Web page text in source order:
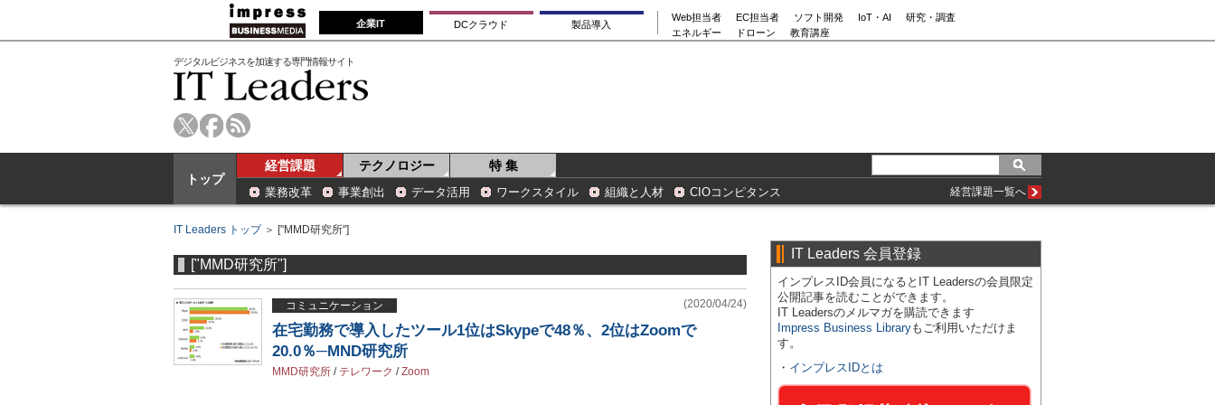
企業IT DCクラウド 製品導入
Web担当者 EC担当者 ソフト開発 IoT・AI
研究・調査
エネルギー
ドローン 教育講座
デジタルビジネスを加速する専門情報サイト
トップ
経営課題 テクノロジー 特 集
業務改革 事業創出 データ活用 ワークスタイル 組織と人材 CIOコンピタンス 経営課題一覧へ
IT Leaders トップ＞ ["MMD研究所"]
["MMD研究所"]
コミュニケーション (2020/04/24)
在宅勤務で導入したツール1位はSkypeで48％、2位はZoomで
20.0％─MND研究所
MMD研究所 / テレワーク /Zoom
IT Leaders 会員登録
インプレスID会員になるとIT Leadersの会員限定
公開記事を読むことができます。
IT Leadersのメルマガを購読できます
Impress Business Libraryもご利用いただけま
す。
・ インプレスIDとは